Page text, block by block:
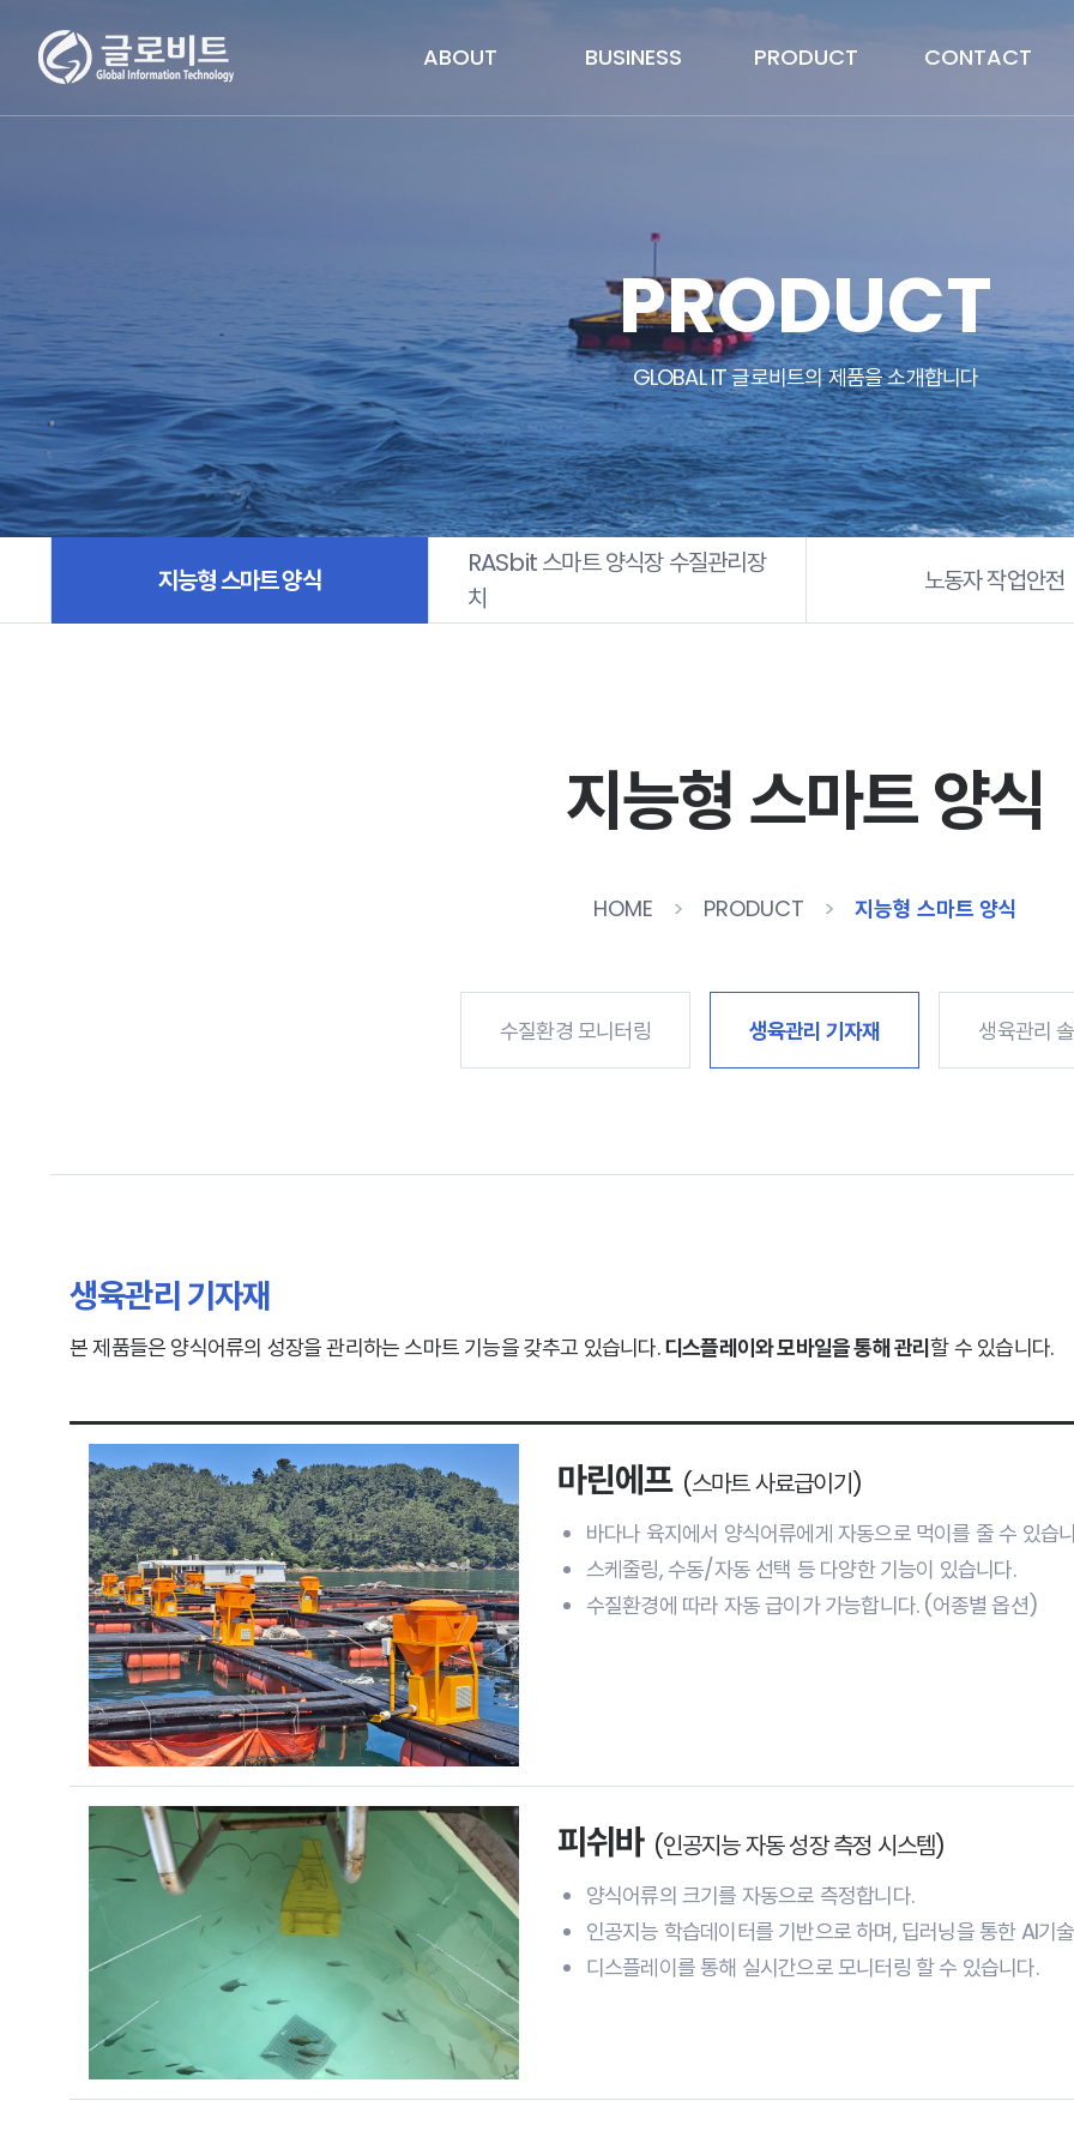
ABOUT BUSINESS PRODUCT CONTACT
인공지능 스마트 양식
크라우드 소싱 플랫폼
인공지능 학습용 데이
터
PRODUCT
GLOBAL IT 글로비트의 제품을 소개합니다
지능형 스마트 양식
RASbit 스마트 양식장 수질관리장
치
노동자 작업안전
지능형 스마트 양식
HOME PRODUCT 지능형 스마트 양식
수질환경 모니터링 생육관리 기자재 생육관리
생육관리 기자재
본 제품들은 양식어류의 성장을 관리하는 스마트 기능을 갖추고 있습니다.디스플레이와 모바일을 통해 관리할 수 있습니다.
마린에프 (스마트 사료급이기)
바다나 육지에서 양식어류에게 자동으로 먹이를 줄 수 있습
스케줄링, 수동/자동 선택 등 다양한 기능이 있습니다.
수질환경에 따라 자동 급이가 가능합니다. (어종별 옵션)
피쉬바 (인공지능 자동 성장 측정 시스템)
양식어류의 크기를 자동으로 측정합니다.
인공지능 학습데이터를 기반으로 하며, 딥러닝을 통한 AI기
디스플레이를 통해 실시간으로 모니터링 할 수 있습니다.